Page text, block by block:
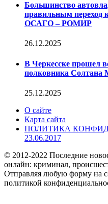
Большинство
правильным переход
ОСАГО – РОМИР
26.12.2025
В Черкесске прошел
полковника Солтана
25.12.2025
О сайте
Карта сайта
ПОЛИТИКА
23.06.2017
© 2012-2022 Последние
онлайн: криминал,
Отправляя любую форму на
политикой